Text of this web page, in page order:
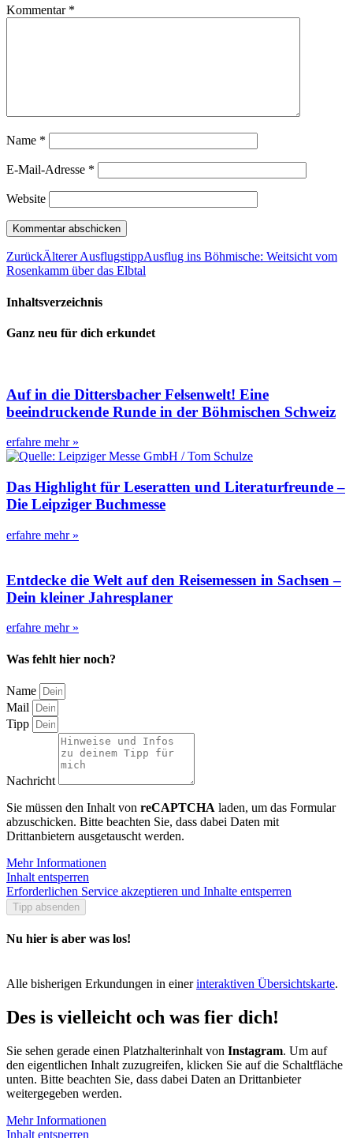
Kommentar *
Name *
E-Mail-Adresse *
Website
ZurückÄlterer AusflugstippAusflug ins Böhmische: Weitsicht vom
Rosenkamm über das Elbtal
Inhaltsverzeichnis
Ganz neu für dich erkundet
Auf in die Dittersbacher Felsenwelt! Eine
beeindruckende Runde in der Böhmischen Schweiz
erfahre mehr »
Das Highlight für Leseratten und Literaturfreunde –
Die Leipziger Buchmesse
erfahre mehr »
Entdecke die Welt auf den Reisemessen in Sachsen –
Dein kleiner Jahresplaner
erfahre mehr »
Was fehlt hier noch?
Name
Mail
Tipp
Nachricht
Sie müssen den Inhalt von reCAPTCHA laden, um das Formular
abzuschicken. Bitte beachten Sie, dass dabei Daten mit
Drittanbietern ausgetauscht werden.
Mehr Informationen
Inhalt entsperren
Erforderlichen Service akzeptieren und Inhalte entsperren
Tipp absenden
Nu hier is aber was los!
Alle bisherigen Erkundungen in einerinteraktiven Übersichtskarte.
Des is vielleicht och was fier dich!
Sie sehen gerade einen Platzhalterinhalt von Instagram. Um auf
den eigentlichen Inhalt zuzugreifen, klicken Sie auf die Schaltfläche
unten. Bitte beachten Sie, dass dabei Daten an Drittanbieter
weitergegeben werden.
Mehr Informationen
Inhalt entsperren